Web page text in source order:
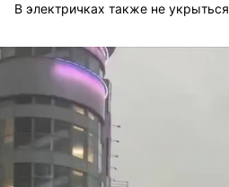
В электричках также не укрыться